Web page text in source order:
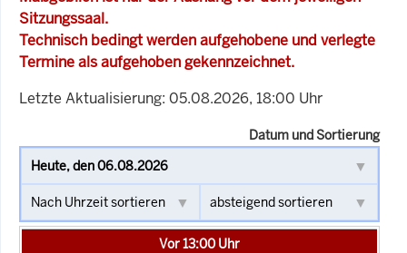
Sitzungssaal.
Technisch bedingt werden aufgehobene und verlegte
Termine als aufgehoben gekennzeichnet.
Letzte Aktualisierung: 05.08.2026, 18:00 Uhr
Datum und Sortierung
Vor 13:00 Uhr